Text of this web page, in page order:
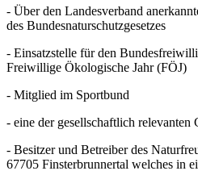
- Über den Landesverband
des Bundesnaturschutzgesetzes
- Einsatzstelle für den
Freiwillige Ökologische Jahr (FÖJ)
- Mitglied im Sportbund
- eine der gesellschaftlich relevanten
- Besitzer und Betreiber des
67705 Finsterbrunnertal welches in